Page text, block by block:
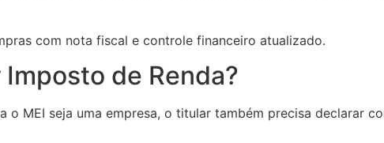
com nota fiscal e controle financeiro atualizado.
de Renda?
o MEI seja uma empresa, o titular também precisa declarar